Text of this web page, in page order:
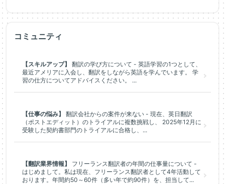
コミュニティ
【スキルアップ】
翻訳の学び方について - 英語学習の1つとして、
最近アメリアに入会し、翻訳をしながら英語を学んでいます。 学
習の仕方についてアドバイスください。 ...
【仕事の悩み】
翻訳会社からの案件が来ない - 現在、英日翻訳
（ポストエディット）のトライアルに複数挑戦し、 2025年12月に
受験した契約書部門のトライアルに合格し、...
【翻訳業界情報】
フリーランス翻訳者の年間の仕事量について -
はじめまして。私は現在、フリーランス翻訳者として4年活動して
おります。年間約50～60件（多い年で約90件）を、担当して...